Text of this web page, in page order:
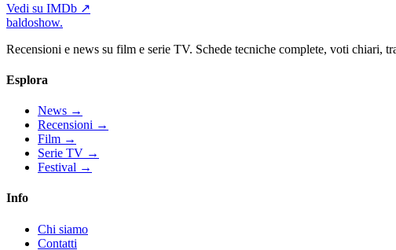
Vedi su IMDb ↗
baldoshow.
Recensioni e news su film e serie TV. Schede tecniche complete, voti chiari,
Esplora
News →
Recensioni →
Film →
Serie TV →
Festival →
Info
Chi siamo
Contatti